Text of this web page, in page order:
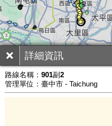
詳細資訊
路線名稱： 901副2
管理單位：臺中市 - Taichung